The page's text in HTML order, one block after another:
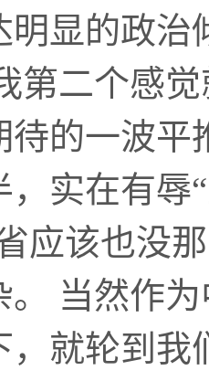
明显的政治
第二个感
待的一波平
实在有辱
应该也没
。 当然作
，就轮到